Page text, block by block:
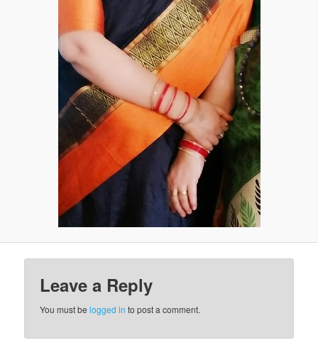
Leave a Reply
You must belogged in to post a comment.